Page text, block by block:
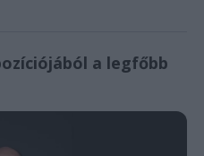
a legfőbb